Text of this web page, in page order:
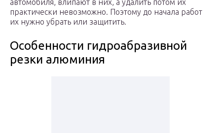
автомобиля, влипают в них, а удалить потом их
практически невозможно. Поэтому до начала работ
их нужно убрать или защитить.
Особенности гидроабразивной
резки алюминия